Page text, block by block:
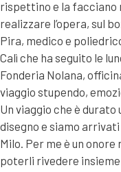
rispettino e la facciano
realizzare l’opera, sul
Pira, medico e
Calì che ha seguito le
Fonderia Nolana,
viaggio stupendo,
Un viaggio che è
disegno e siamo
Milo. Per me è un
poterli rivedere insieme